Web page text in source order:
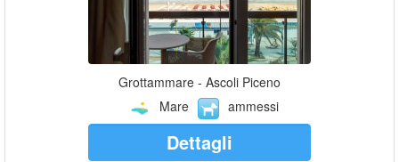
Grottammare - Ascoli Piceno
Mare
ammessi
Dettagli